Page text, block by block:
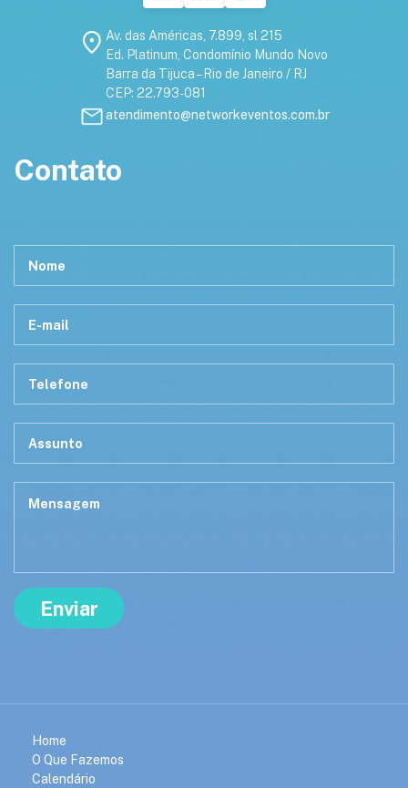
Av. das Américas, 7.899, sl 215
Ed. Platinum, Condomínio Mundo Novo
Barra da Tijuca – Rio de Janeiro / RJ
CEP: 22.793-081
atendimento@networkeventos.com.br
Contato
Home
O Que Fazemos
Calendário